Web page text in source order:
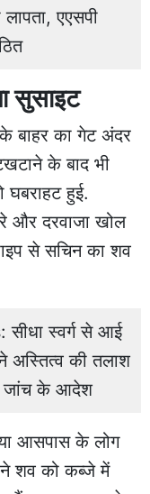
एएसपी
सुसाइट
बाहर का गेट अंदर
के बाद भी
घबराहट हुई.
और दरवाजा खोल
से सचिन का शव
स्वर्ग से आई
अस्तित्व की तलाश
जांच के आदेश
आसपास के लोग
शव को कब्जे में